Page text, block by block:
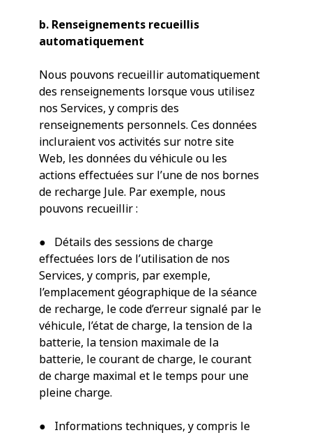
b. Renseignements recueillis
automatiquement
Nous pouvons recueillir automatiquement
des renseignements lorsque vous utilisez
nos Services, y compris des
renseignements personnels. Ces données
incluraient vos activités sur notre site
Web, les données du véhicule ou les
actions effectuées sur l’une de nos bornes
de recharge Jule. Par exemple, nous
pouvons recueillir :
● Détails des sessions de charge
effectuées lors de l’utilisation de nos
Services, y compris, par exemple,
l’emplacement géographique de la séance
de recharge, le code d’erreur signalé par le
véhicule, l’état de charge, la tension de la
batterie, la tension maximale de la
batterie, le courant de charge, le courant
de charge maximal et le temps pour une
pleine charge.
● Informations techniques, y compris le